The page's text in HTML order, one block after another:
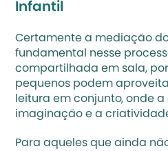
Infantil
Certamente a mediação
fundamental nesse
compartilhada em sala,
pequenos podem
leitura em conjunto, onde
imaginação e a
Para aqueles que ainda